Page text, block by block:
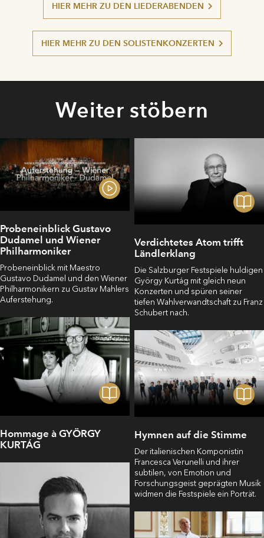
HIER MEHR ZU DEN LIEDERABENDEN
HIER MEHR ZU DEN SOLISTENKONZERTEN
Weiter stöbern
Probeneinblick Gustavo
Dudamel und Wiener
Philharmoniker
Probeneinblick mit Maestro
Gustavo Dudamel und den Wiener
Philharmonikern zu Gustav Mahlers
Auferstehung.
Verdichtetes Atom trifft
Ländlerklang
Die Salzburger Festspiele huldigen
György Kurtág mit gleich neun
Konzerten und spüren seiner
tiefen Wahlverwandtschaft zu Franz
Schubert nach.
Hommage à GYÖRGY
KURTÁG
Hymnen auf die Stimme
Der italienischen Komponistin
Francesca Verunelli und ihrer
subtilen, von Emotion und
Forschungsgeist geprägten Musik
widmen die Festspiele ein Porträt.